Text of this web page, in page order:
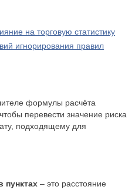
на торговую статистику
игнорирования правил
формулы расчёта
перевести значение риска
подходящему для
пунктах – это расстояние